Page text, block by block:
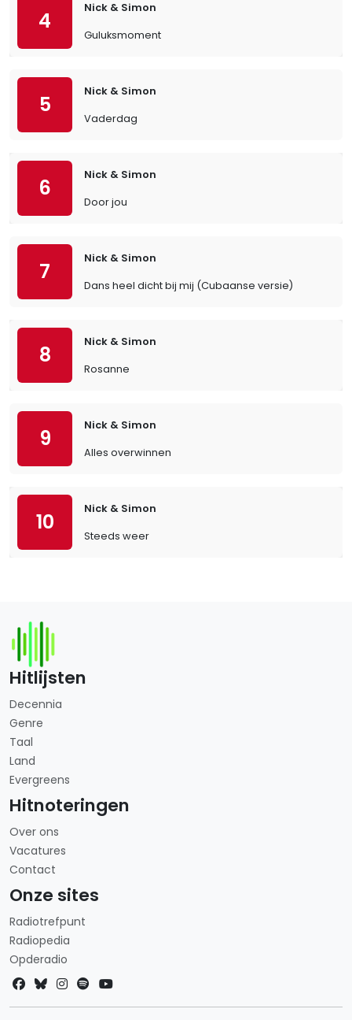
4
Nick & Simon
Guluksmoment
5
Nick & Simon
Vaderdag
6
Nick & Simon
Door jou
7
Nick & Simon
Dans heel dicht bij mij (Cubaanse versie)
8
Nick & Simon
Rosanne
9
Nick & Simon
Alles overwinnen
10
Nick & Simon
Steeds weer
Hitlijsten
Decennia
Genre
Taal
Land
Evergreens
Hitnoteringen
Over ons
Vacatures
Contact
Onze sites
Radiotrefpunt
Radiopedia
Opderadio